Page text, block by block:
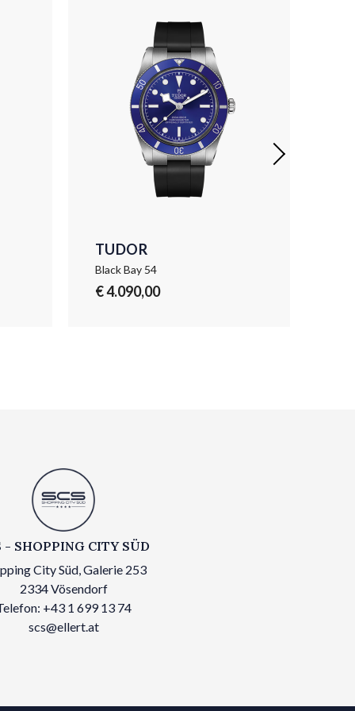
TUDOR
Black Bay 54
€ 4.090,00
- SHOPPING CITY SÜD
City Süd, Galerie 253
2334 Vösendorf
+43 1 699 13 74
scs@ellert.at